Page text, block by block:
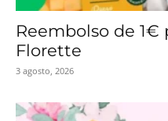
Reembolso de 1€
Florette
3 agosto, 2026